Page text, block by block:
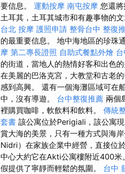
要信息。 運動按摩 南屯按摩 您還
土耳其，土耳其城市和有趣事物的文
台北 按摩 護照申請 整骨台中 整復
的最重要信息。 地中海地區的珍珠
摩 第二專長證照 自助式餐點外燴
的街道，當地人的熱情好客和出色
在美麗的巴洛克宮，大教堂和古老
感到高興。 還有一個海灘區域可在
中，沒有導遊。 台中整復推薦 兩個
裡購買咖啡，軟飲料和飲料。 傳統
套書 該公寓位於Perigiali，該公寓
賞大海的美景，只​​有一種方式與海
Nidri）在家族企業中經營，直接位
中心大約它在Akti公寓樓附近400米
假提供了寧靜而輕鬆的氛圍。 台中